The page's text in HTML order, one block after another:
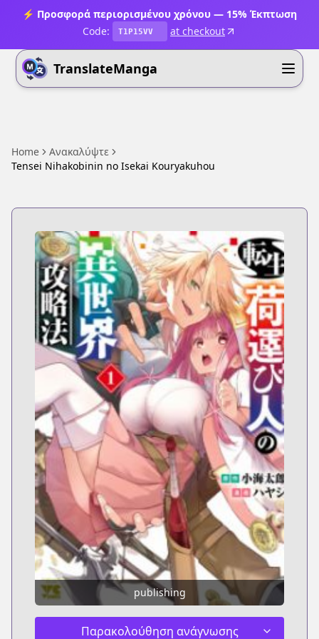
⚡ Προσφορά περιορισμένου χρόνου — 15% Έκπτωση
Code:
T1P15VV at checkout
TranslateManga
Home
Ανακαλύψτε
Tensei Nihakobinin no Isekai Kouryakuhou
publishing
Παρακολούθηση ανάγνωσης